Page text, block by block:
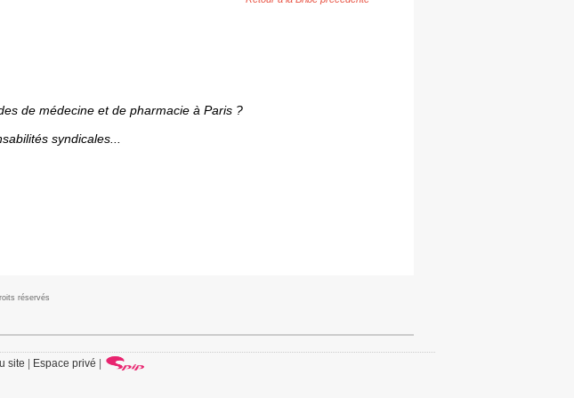
de médecine et de pharmacie à Paris ?
syndicales...
réservés
site | Espace privé |